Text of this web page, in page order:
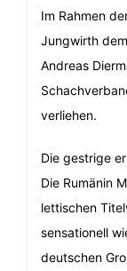
Im Rahmen
Jungwirth
Andreas
verliehen.
Die gestrige
Die Rumänin
lettischen
sensationell
deutschen